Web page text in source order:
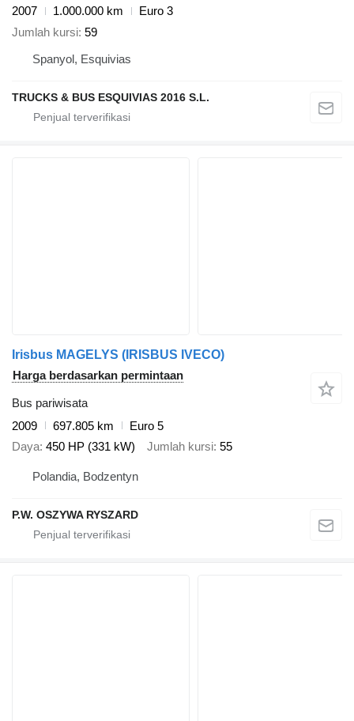
2007 1.000.000 km
Euro 3
Jumlah kursi 59
Spanyol, Esquivias
TRUCKS & BUS ESQUIVIAS 2016 S.L.
Irisbus MAGELYS (IRISBUS IVECO)
Harga berdasarkan permintaan
Bus pariwisata
2009
697.805 km
Euro 5
Daya 450 HP (331 kW) Jumlah kursi 55
Polandia, Bodzentyn
P.W. OSZYWA RYSZARD